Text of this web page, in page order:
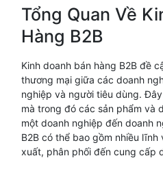
Tổng Quan Về
Hàng B2B
Kinh doanh bán hàng B2B đề
thương mại giữa các doanh
nghiệp và người tiêu dùng.
mà trong đó các sản phẩm và
một doanh nghiệp đến doanh
B2B có thể bao gồm nhiều
xuất, phân phối đến cung cấp